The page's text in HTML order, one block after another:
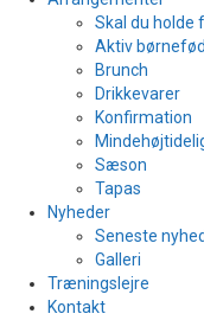
Skal du holde
Aktiv
Brunch
Drikkevarer
Konfirmation
Sæson
Tapas
Nyheder
Seneste
Galleri
Træningslejre
Kontakt